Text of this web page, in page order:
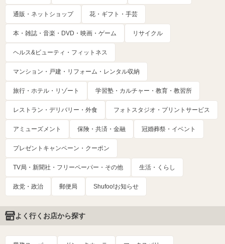
通販・ネットショップ 花・ギフト・手芸
本・雑誌・音楽・DVD・映画・ゲーム リサイクル
ヘルス&ビューティ・フィットネス
マンション・戸建・リフォーム・レンタル収納
旅行・ホテル・リゾート 学習塾・カルチャー・教育・教習所
レストラン・デリバリー・外食 フォトスタジオ・プリントサービス
アミューズメント 保険・共済・金融 冠婚葬祭・イベント
プレゼントキャンペーン・クーポン
TV局・新聞社・フリーペーパー・その他 生活・くらし
政党・政治 郵便局 Shufoo!お知らせ
よく行くお店から探す